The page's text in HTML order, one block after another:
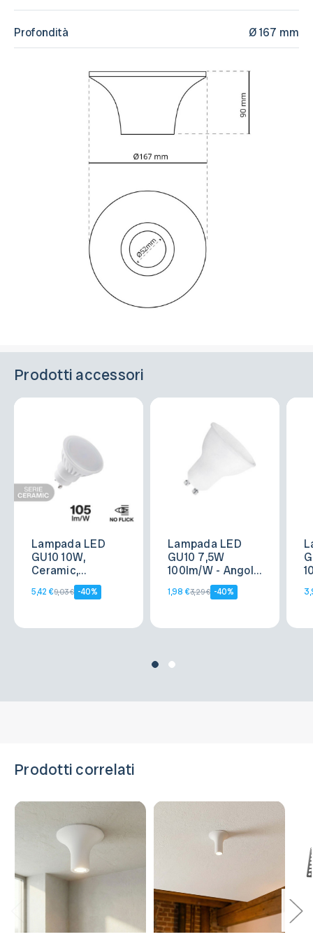
Profondità Ø 167 mm
Prodotti accessori
Lampada LED
GU10 10W,
Ceramic,
105lm/W - No
Flickering
5,42 €9,03 € -40%
Lampada LED
GU10 7,5W
100lm/W - Angolo
1,98 €3,29 € -40%
Prodotti correlati